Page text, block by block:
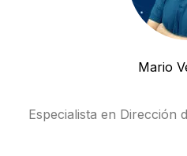
Mario
Especialista en Dirección